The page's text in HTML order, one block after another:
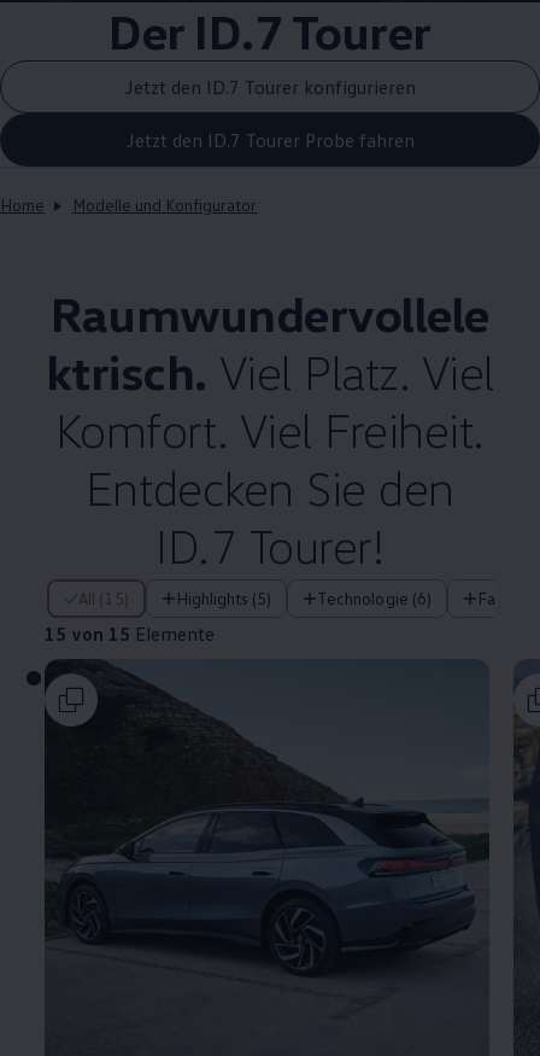
Der ID.7 Tourer
Jetzt den ID.7 Tourer konfigurieren
Jetzt den ID.7 Tourer Probe fahren
Home Modelle und Konfigurator
Raumwundervollele
ktrisch. Viel Platz. Viel
Komfort. Viel Freiheit.
Entdecken Sie den
ID.7 Tourer!
All (15) Highlights (5) Technologie (6)
15 von 15 Elemente
15 von 15 Elemente